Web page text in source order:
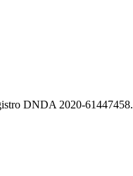
DNDA 2020-61447458.